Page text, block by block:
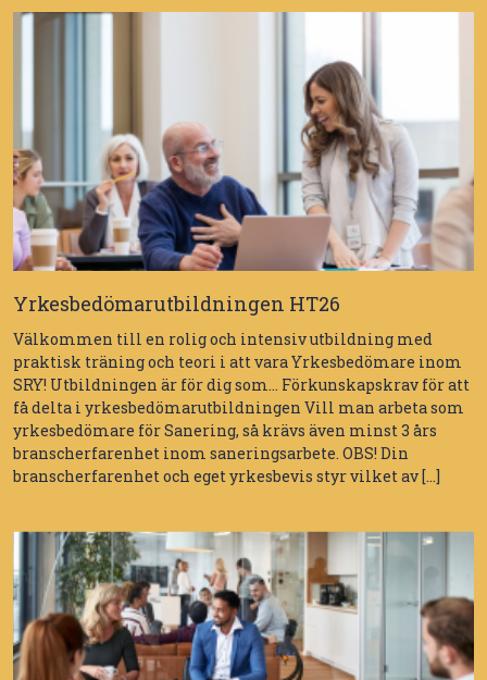
Yrkesbedömarutbildningen HT26
Välkommen till en rolig och intensiv utbildning med
praktisk träning och teori i att vara Yrkesbedömare inom
SRY! Utbildningen är för dig som… Förkunskapskrav för att
få delta i yrkesbedömarutbildningen Vill man arbeta som
yrkesbedömare för Sanering, så krävs även minst 3 års
branscherfarenhet inom saneringsarbete. OBS! Din
branscherfarenhet och eget yrkesbevis styr vilket av […]